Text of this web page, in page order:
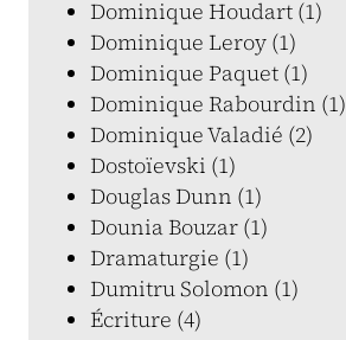
Dominique Houdart (1)
Dominique Leroy (1)
Dominique Paquet (1)
Dominique Rabourdin (1)
Dominique Valadié (2)
Dostoïevski (1)
Douglas Dunn (1)
Dounia Bouzar (1)
Dramaturgie (1)
Dumitru Solomon (1)
Écriture (4)